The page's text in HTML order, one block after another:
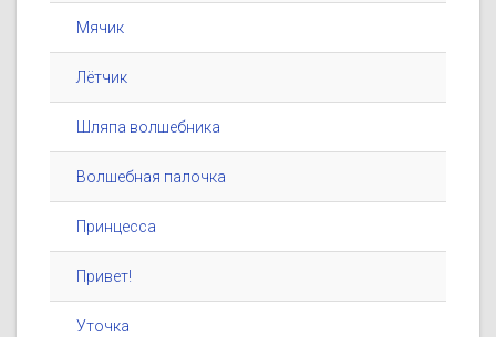
Мячик
Лётчик
Шляпа волшебника
Волшебная палочка
Принцесса
Привет!
Уточка